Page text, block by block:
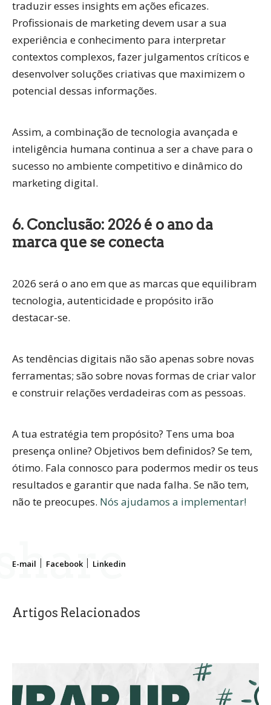
traduzir esses insights em ações eficazes.
Profissionais de marketing devem usar a sua
experiência e conhecimento para interpretar
contextos complexos, fazer julgamentos críticos e
desenvolver soluções criativas que maximizem o
potencial dessas informações.
Assim, a combinação de tecnologia avançada e
inteligência humana continua a ser a chave para o
sucesso no ambiente competitivo e dinâmico do
marketing digital.
6. Conclusão: 2026 é o ano da
marca que se conecta
2026 será o ano em que as marcas queequilibram
tecnologia, autenticidade e propósito irão
destacar-se.
As tendências digitais não são apenas sobre novas
ferramentas; são sobre novas formas de criar valor
e construir relações verdadeiras com as pessoas.
A tua estratégia tem propósito? Tens uma boa
presença online? Objetivos bem definidos? Se tem,
ótimo. Fala connosco para podermos medir os teus
resultados e garantir que nada falha. Se não tem,
não te preocupes. Nós ajudamos a implementar!
E-mail Facebook Linkedin
Artigos Relacionados